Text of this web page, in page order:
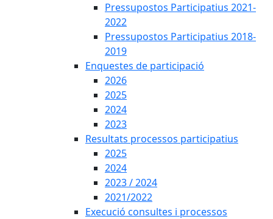
Pressupostos Participatius 2021-
2022
Pressupostos Participatius 2018-
2019
Enquestes de participació
2026
2025
2024
2023
Resultats processos participatius
2025
2024
2023 / 2024
2021/2022
Execució consultes i processos